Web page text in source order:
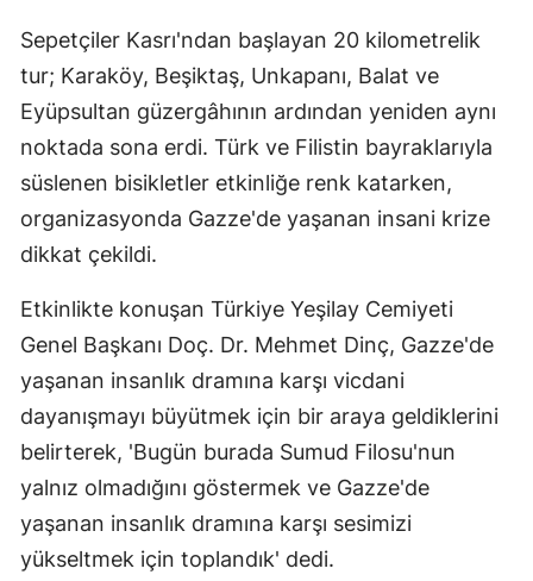
Sepetçiler Kasrı'ndan başlayan 20 kilometrelik
tur; Karaköy, Beşiktaş, Unkapanı, Balat ve
Eyüpsultan güzergâhının ardından yeniden aynı
noktada sona erdi. Türk ve Filistin bayraklarıyla
süslenen bisikletler etkinliğe renk katarken,
organizasyonda Gazze'de yaşanan insani krize
dikkat çekildi.
Etkinlikte konuşan Türkiye Yeşilay Cemiyeti
Genel Başkanı Doç. Dr. Mehmet Dinç, Gazze'de
yaşanan insanlık dramına karşı vicdani
dayanışmayı büyütmek için bir araya geldiklerini
belirterek, 'Bugün burada Sumud Filosu'nun
yalnız olmadığını göstermek ve Gazze'de
yaşanan insanlık dramına karşı sesimizi
yükseltmek için toplandık' dedi.